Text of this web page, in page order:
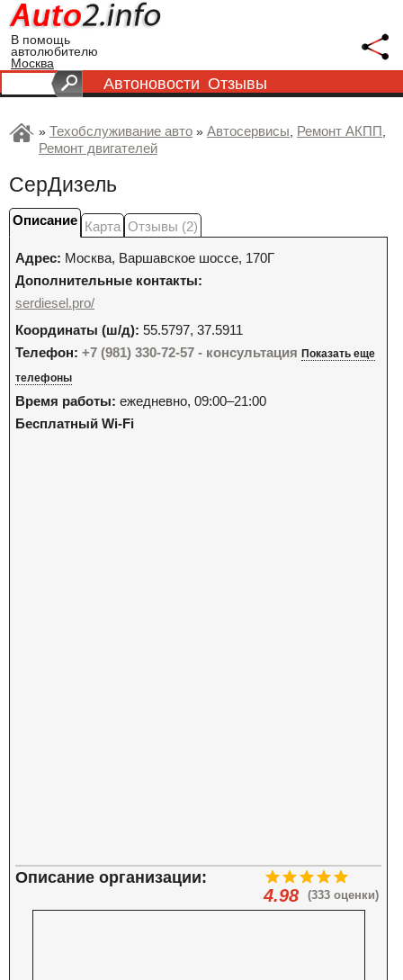
В помощь
автолюбителю
Москва
Автоновости Отзывы
» Техобслуживание авто » Автосервисы, Ремонт АКПП,
Ремонт двигателей
СерДизель
Описание Карта Отзывы (2)
Адрес: Москва, Варшавское шоссе, 170Г
Дополнительные контакты:
serdiesel.pro/
Координаты (ш/д): 55.5797, 37.5911
Телефон: +7 (981) 330-72-57 - консультация Показать еще
телефоны
Время работы: ежедневно, 09:00–21:00
Бесплатный Wi-Fi
(333 оценки)
4.98
Описание организации: